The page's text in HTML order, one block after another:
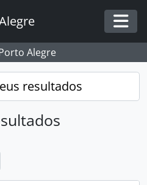
Alegre
resultados